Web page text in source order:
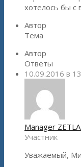
хотелось бы с
Автор
Тема
Автор
Ответы
10.09.2016 в
Manager
Участник
Уважаемый,